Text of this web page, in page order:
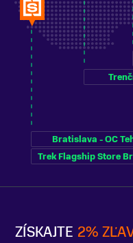
ZÍSKAJTE 2%
Bratislava - OC
Trek Flagship Store